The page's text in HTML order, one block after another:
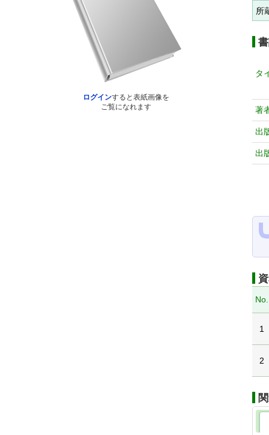
ログインすると表紙画像を
ご覧になれます
所
タ
著
出
出
No.
1
2